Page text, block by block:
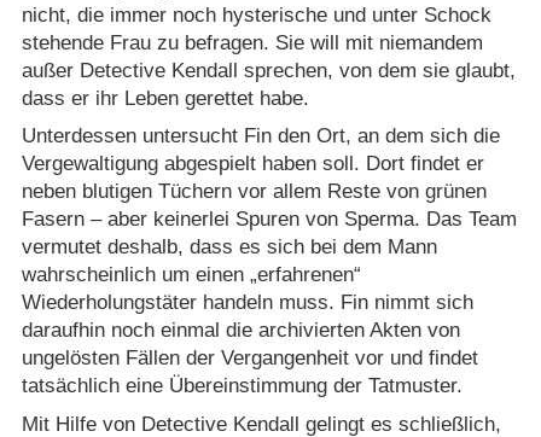
nicht, die immer noch hysterische und unter Schock
stehende Frau zu befragen. Sie will mit niemandem
außer Detective Kendall sprechen, von dem sie glaubt,
dass er ihr Leben gerettet habe.
Unterdessen untersucht Fin den Ort, an dem sich die
Vergewaltigung abgespielt haben soll. Dort findet er
neben blutigen Tüchern vor allem Reste von grünen
Fasern – aber keinerlei Spuren von Sperma. Das Team
vermutet deshalb, dass es sich bei dem Mann
wahrscheinlich um einen „erfahrenen“
Wiederholungstäter handeln muss. Fin nimmt sich
daraufhin noch einmal die archivierten Akten von
ungelösten Fällen der Vergangenheit vor und findet
tatsächlich eine Übereinstimmung der Tatmuster.
Mit Hilfe von Detective Kendall gelingt es schließlich,